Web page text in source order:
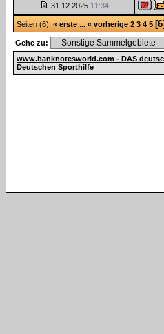
31.12.2025 11:34
Seiten (6): « erste ... « vorherige 2 3 4 5 [6]
Gehe zu:
www.banknotesworld.com - DAS
Deutschen Sporthilfe